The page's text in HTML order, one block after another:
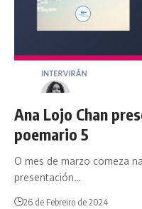
Ana Lojo Chan
poemario 5
O mes de marzo comeza
presentación…
26 de Febreiro de 2024